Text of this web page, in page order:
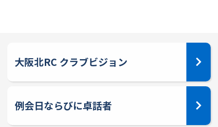
大阪北RC クラブビジョン
例会日ならびに卓話者